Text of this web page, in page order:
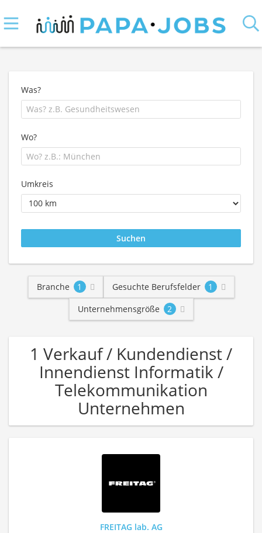
Was?
Wo?
Umkreis
Branche 1 Gesuchte Berufsfelder
1
Unternehmensgröße
2
1 Verkauf / Kundendienst /
Innendienst Informatik /
Telekommunikation
Unternehmen
FREITAG lab. AG